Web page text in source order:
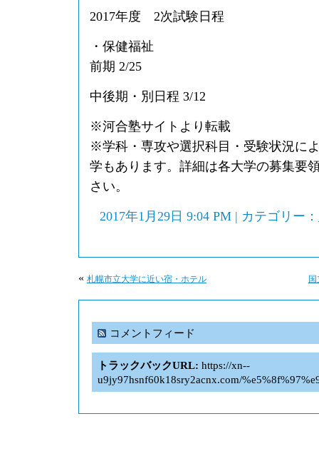
2017年度 2次試験日程
・保健福祉
前期 2/25
中後期・別日程 3/12
※河合塾サイトより転載
※学科・専攻や選択科目・受験状況に
学もあります。詳細は各大学の募集要
さい。
2017年1月29日 9:04 PM | カテゴリー：
« 札幌市立大学に近い宿・ホテル
コメントフィード
トラックバックURL: https://xn--
u9jy97hsnf60k18sry2acnx.com/